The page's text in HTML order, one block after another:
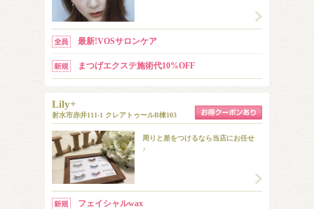
最新!VOSサロンケア
まつげエクステ施術代10%OFF
Lily+
射水市赤井111-1 クレアトゥールB棟103
周りと差をつけるなら当店にお任せ
♪
フェイシャルwax